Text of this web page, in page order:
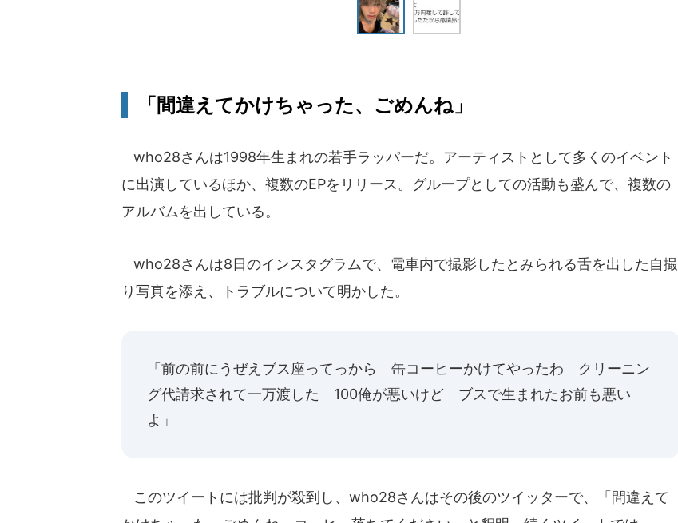
「間違えてかけちゃった、ごめんね」
who28さんは1998年生まれの若手ラッパーだ。アーティストとして多くのイベント
に出演しているほか、複数のEPをリリース。グループとしての活動も盛んで、複数の
アルバムを出している。
who28さんは8日のインスタグラムで、電車内で撮影したとみられる舌を出した自撮
り写真を添え、トラブルについて明かした。
「前の前にうぜえブス座ってっから 缶コーヒーかけてやったわ クリーニン
グ代請求されて一万渡した 100俺が悪いけど ブスで生まれたお前も悪い
よ」
このツイートには批判が殺到し、who28さんはその後のツイッターで、「間違えて